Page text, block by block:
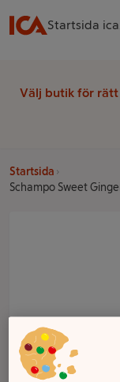
Startsida
Välj butik för rätt
Startsida
Schampo Sweet